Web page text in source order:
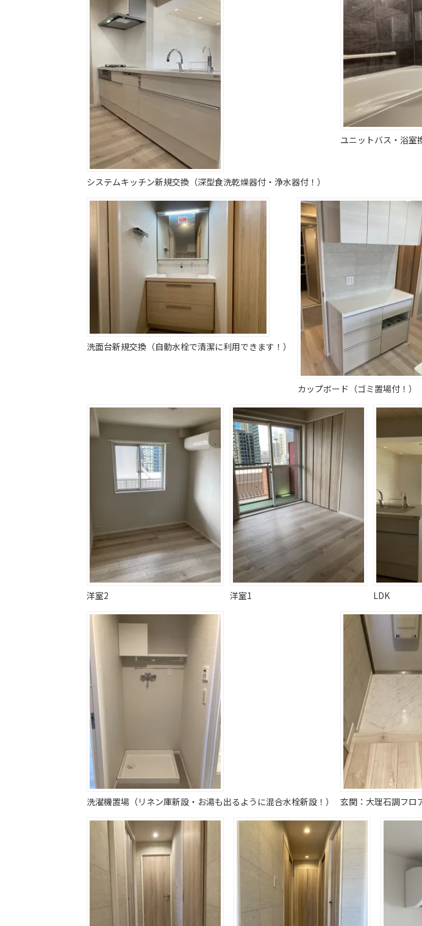
システムキッチン新規交換（深型食洗乾燥器付・浄水器付！）
ユニットバス・浴
洗面台新規交換（自動水栓で清潔に利用できます！）
カップボード（ゴミ置場付！）
洋室2 洋室1 LDK
洗濯機置場（リネン庫新設・お湯も出るように混合水栓新設！） 玄関：大理石調フロ